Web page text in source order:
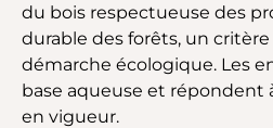
du bois respectueuse des
durable des forêts, un
démarche écologique. Les
base aqueuse et répondent
en vigueur.